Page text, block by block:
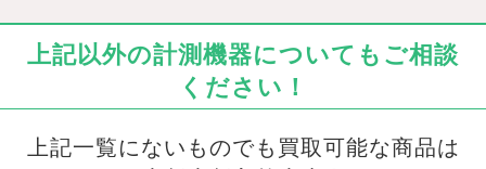
上記以外の計測機器についてもご相談
ください！
上記一覧にないものでも買取可能な商品は